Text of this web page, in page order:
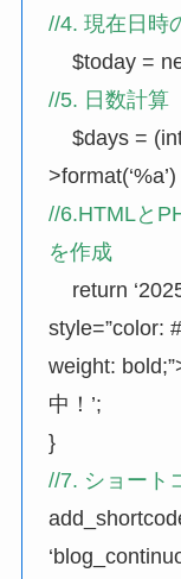
//4. 現在日時
$today =
//5. 日数計算
$days = (
>format(‘%a’)
//6.HTMLと
を作成
return
style=”color:
weight:
中！’;
}
//7. ショート